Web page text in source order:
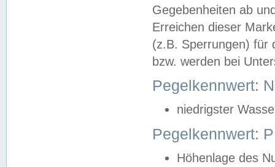
Gegebenheiten ab
Erreichen dieser
(z.B. Sperrungen) für
bzw. werden bei
Pegelkennwert:
niedrigster
Pegelkennwert:
Höhenlage des